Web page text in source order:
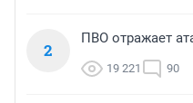
2
ПВО отражает
19 221 90